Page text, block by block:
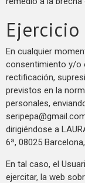
Ejercicio
En cualquier
consentimiento y/o
rectificación,
previstos en la
personales,
dirigiéndose a
6ª, 08025
En tal caso, el
ejercitar, la web